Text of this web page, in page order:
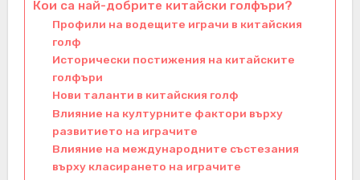
Кои са най-добрите китайски голфъри?
Профили на водещите играчи в китайския
голф
Исторически постижения на китайските
голфъри
Нови таланти в китайския голф
Влияние на културните фактори върху
развитието на играчите
Влияние на международните състезания
върху класирането на играчите